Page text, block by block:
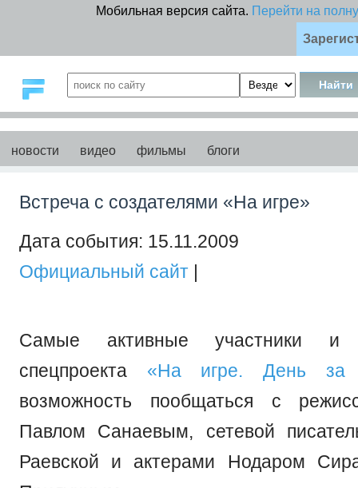
Мобильная версия сайта. Перейти на
новости видео фильмы блоги
Встреча с создателями «На игре»
Дата события: 15.11.2009
Официальный сайт |
Самые активные участники и
спецпроекта «На игре. День за
возможность пообщаться с
Павлом Санаевым, сетевой
Раевской и актерами Нодаром